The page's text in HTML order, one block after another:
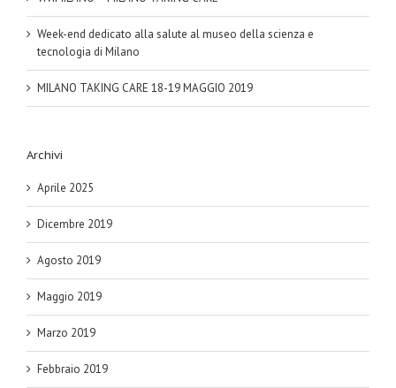
Week-end dedicato alla salute al museo della scienza e
tecnologia di Milano
MILANO TAKING CARE 18-19 MAGGIO 2019
Archivi
Aprile 2025
Dicembre 2019
Agosto 2019
Maggio 2019
Marzo 2019
Febbraio 2019